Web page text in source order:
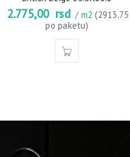
2.775,00 rsd / m2(2913.75
po paketu)